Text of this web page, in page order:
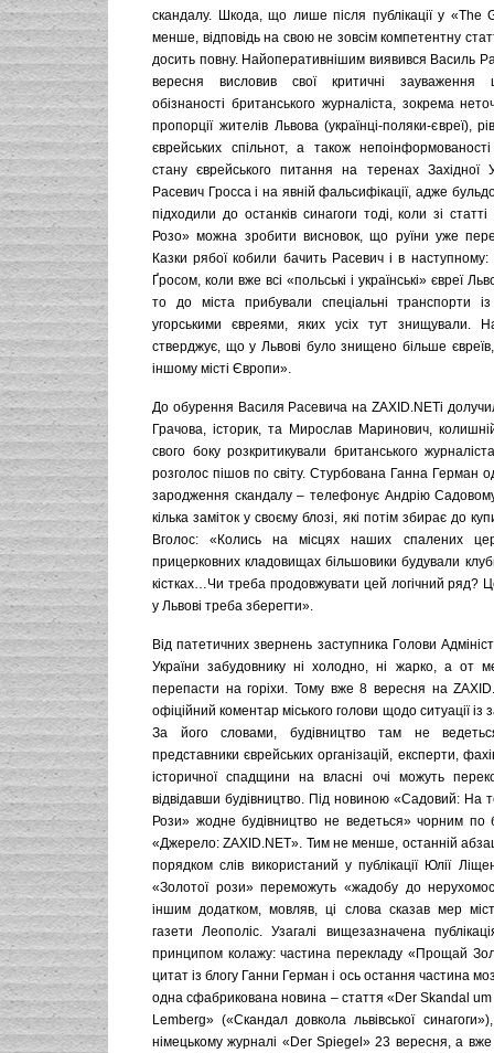
скандалу. Шкода, що лише після публікації у «The
менше, відповідь на свою не зовсім компетентну
досить повну. Найоперативнішим виявився Василь
вересня висловив свої критичні зауваження
обізнаності британського журналіста, зокрема
пропорції жителів Львова (українці-поляки-євреї),
єврейських спільнот, а також
стану єврейського питання на теренах Західної
Расевич Гросса і на явній фальсифікації, адже
підходили до останків синагоги тоді, коли зі
Розо» можна зробити висновок, що руїни уже
Казки рябої кобили бачить Расевич і в
Ґросом, коли вже всі «польські і українські» євреї
то до міста прибували спеціальні транспорти
угорськими євреями, яких усіх тут знищували.
стверджує, що у Львові було знищено більше
іншому місті Європи».
До обурення Василя Расевича на ZAXID.NETі
Грачова, історик, та Мирослав Маринович,
свого боку розкритикували британського
розголос пішов по світу. Стурбована Ганна Герман
зародження скандалу – телефонує Андрію Садовому
кілька заміток у своєму блозі, які потім збирає до
Вголос: «Колись на місцях наших спалених
прицерковних кладовищах більшовики будували
кістках…Чи треба продовжувати цей логічний ряд?
у Львові треба зберегти».
Від патетичних звернень заступника Голови
України забудовнику ні холодно, ні жарко, а от
перепасти на горіхи. Тому вже 8 вересня на
офіційний коментар міського голови щодо ситуації
За його словами, будівництво там не
представники єврейських організацій, експерти,
історичної спадщини на власні очі можуть
відвідавши будівництво. Під новиною «Садовий: На
Рози» жодне будівництво не ведеться» чорним по
«Джерело: ZAXID.NET». Тим не менше, останній
порядком слів використаний у публікації Юлії
«Золотої рози» переможуть «жадобу до
іншим додатком, мовляв, ці слова сказав мер
газети Леополіс. Узагалі вищезазначена
принципом колажу: частина перекладу «Прощай
цитат із блогу Ганни Герман і ось остання частина
одна сфабрикована новина – стаття «Der Skandal
Lemberg» («Скандал довкола львівської
німецькому журналі «Der Spiegel» 23 вересня, а